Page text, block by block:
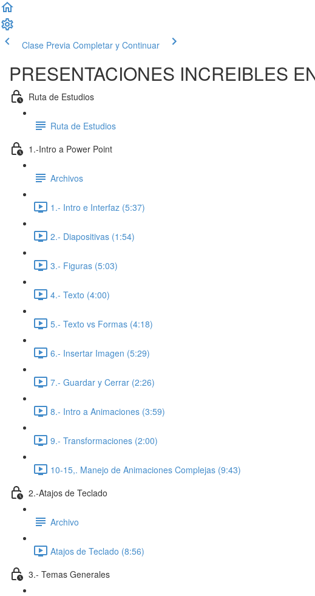
Clase Previa Completar y Continuar
PRESENTACIONES INCREIBLES
Ruta de Estudios
Ruta de Estudios
1.-Intro a Power Point
Archivos
1.- Intro e Interfaz (5:37)
2.- Diapositivas (1:54)
3.- Figuras (5:03)
4.- Texto (4:00)
5.- Texto vs Formas (4:18)
6.- Insertar Imagen (5:29)
7.- Guardar y Cerrar (2:26)
8.- Intro a Animaciones (3:59)
9.- Transformaciones (2:00)
10-15,. Manejo de Animaciones Complejas (9:43)
2.-Atajos de Teclado
Archivo
Atajos de Teclado (8:56)
3.- Temas Generales